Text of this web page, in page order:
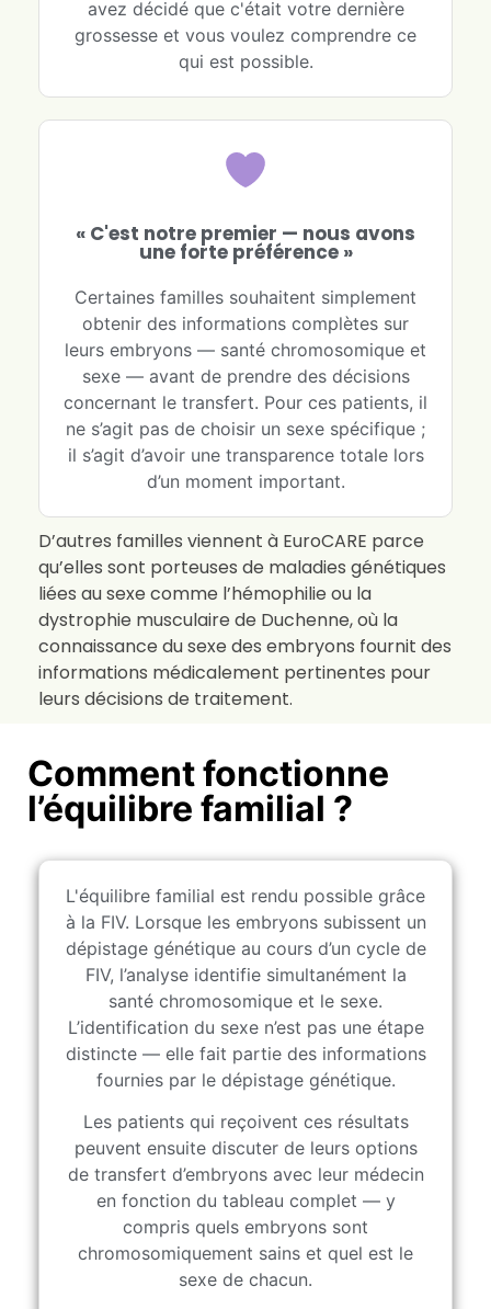
avez décidé que c'était votre dernière
grossesse et vous voulez comprendre ce
qui est possible.
« C'est notre premier — nous avons
une forte préférence »
Certaines familles souhaitent simplement
obtenir des informations complètes sur
leurs embryons — santé chromosomique et
sexe — avant de prendre des décisions
concernant le transfert. Pour ces patients, il
ne s’agit pas de choisir un sexe spécifique ;
il s’agit d’avoir une transparence totale lors
d’un moment important.
D’autres familles viennent à EuroCARE parce
qu’elles sont porteuses de maladies génétiques
liées au sexe comme l’hémophilie ou la
dystrophie musculaire de Duchenne, où la
connaissance du sexe des embryons fournit des
informations médicalement pertinentes pour
leurs décisions de traitement.
Comment fonctionne
l’équilibre familial ?
L'équilibre familial est rendu possible grâce
à la FIV. Lorsque les embryons subissent un
dépistage génétique au cours d’un cycle de
FIV, l’analyse identifie simultanément la
santé chromosomique et le sexe.
L’identification du sexe n’est pas une étape
distincte — elle fait partie des informations
fournies par le dépistage génétique.
Les patients qui reçoivent ces résultats
peuvent ensuite discuter de leurs options
de transfert d’embryons avec leur médecin
en fonction du tableau complet — y
compris quels embryons sont
chromosomiquement sains et quel est le
sexe de chacun.